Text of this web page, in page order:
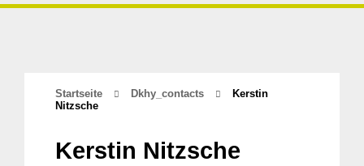
Startseite Dkhy_contacts
Kerstin
Nitzsche
Kerstin Nitzsche